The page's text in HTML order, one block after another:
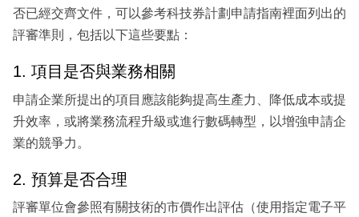
否已經交齊文件，可以參考科技券計劃申請指南裡面列出的
評審準則，包括以下這些要點：
1. 項目是否與業務相關
申請企業所提出的項目應該能夠提高生產力、降低成本或提
升效率，或將業務流程升級或進行數碼轉型，以增強申請企
業的競爭力。
2. 預算是否合理
評審單位會參照有關技術的市價作出評估（使用指定電子平